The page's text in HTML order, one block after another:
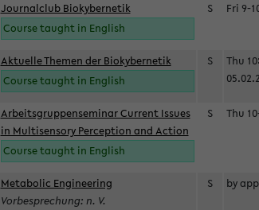
Journalclub Biokybernetik
Course taught in English
S Fri 9-
Aktuelle Themen der Biokybernetik
Course taught in English
S
Thu
Arbeitsgruppenseminar Current Issues
in Multisensory Perception and Action
Course taught in English
S Thu
Metabolic Engineering
Vorbesprechung: n. V.
S by